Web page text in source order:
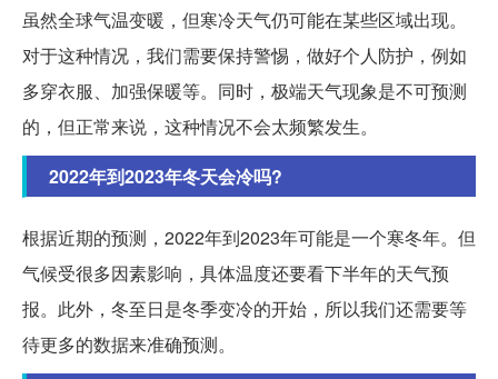
虽然全球气温变暖，但寒冷天气仍可能在某些区域出现。
对于这种情况，我们需要保持警惕，做好个人防护，例如
多穿衣服、加强保暖等。同时，极端天气现象是不可预测
的，但正常来说，这种情况不会太频繁发生。
2022年到2023年冬天会冷吗?
根据近期的预测，2022年到2023年可能是一个寒冬年。但
气候受很多因素影响，具体温度还要看下半年的天气预
报。此外，冬至日是冬季变冷的开始，所以我们还需要等
待更多的数据来准确预测。